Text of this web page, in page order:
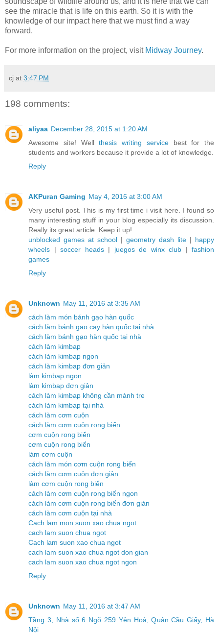
see the miracle that is life on this earth. So it is with the
knowledge of our impact here that we must find a way
forward.
For more information on the project, visit Midway Journey.
cj at 3:47 PM
198 comments:
aliyaa December 28, 2015 at 1:20 AM
Awesome site! Wellthesis writing servicebest for the
students and workers because it provide a lot of knowledge.
Reply
AKPuran Gaming May 4, 2016 at 3:00 AM
Very useful post. This is my first time i visit here. I found so
many interesting stuff in your blog especially its discussion.
Really its great article. Keep it up!
unblocked games at school | geometry dash lite | happy
wheels | soccer heads| juegos de winx club | fashion
games
Reply
Unknown May 11, 2016 at 3:35 AM
cách làm món bánh gạo hàn quốc
cách làm bánh gạo cay hàn quốc tại nhà
cách làm bánh gạo hàn quốc tại nhà
cách làm kimbap
cách làm kimbap ngon
cách làm kimbap đơn giản
làm kimbap ngon
làm kimbap đơn giản
cách làm kimbap không cần mành tre
cách làm kimbap tại nhà
cách làm cơm cuộn
cách làm cơm cuộn rong biển
cơm cuộn rong biển
cơm cuộn rong biển
làm cơm cuộn
cách làm món cơm cuộn rong biển
cách làm cơm cuộn đơn giản
làm cơm cuộn rong biển
cách làm cơm cuộn rong biển ngon
cách làm cơm cuộn rong biển đơn giản
cách làm cơm cuộn tại nhà
Cach lam mon suon xao chua ngot
cach lam suon chua ngot
Cach lam suon xao chua ngot
cach lam suon xao chua ngot don gian
cach lam suon xao chua ngot ngon
Reply
Unknown May 11, 2016 at 3:47 AM
Tầng 3, Nhà số 6 Ngõ 259 Yên Hoà, Quận Cầu Giấy, Hà
Nội